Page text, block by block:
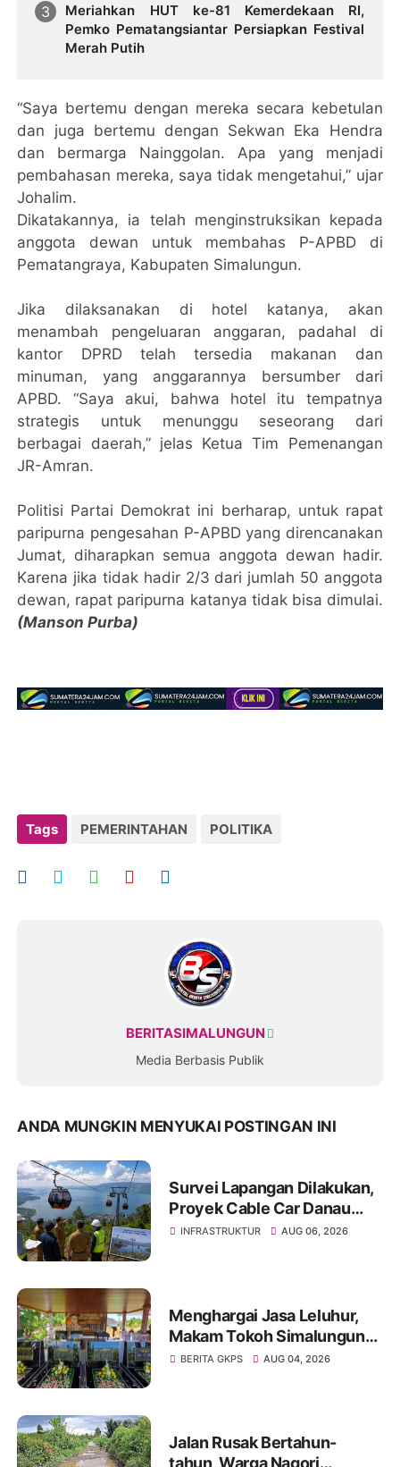
Meriahkan HUT ke-81 Kemerdekaan RI,
Pemko Pematangsiantar Persiapkan Festival
Merah Putih
“Saya bertemu dengan mereka secara kebetulan
dan juga bertemu dengan Sekwan Eka Hendra
dan bermarga Nainggolan. Apa yang menjadi
pembahasan mereka, saya tidak mengetahui,” ujar
Johalim.
Dikatakannya, ia telah menginstruksikan kepada
anggota dewan untuk membahas P-APBD di
Pematangraya, Kabupaten Simalungun.
Jika dilaksanakan di hotel katanya, akan
menambah pengeluaran anggaran, padahal di
kantor DPRD telah tersedia makanan dan
minuman, yang anggarannya bersumber dari
APBD. “Saya akui, bahwa hotel itu tempatnya
strategis untuk menunggu seseorang dari
berbagai daerah,” jelas Ketua Tim Pemenangan
JR-Amran.
Politisi Partai Demokrat ini berharap, untuk rapat
paripurna pengesahan P-APBD yang direncanakan
Jumat, diharapkan semua anggota dewan hadir.
Karena jika tidak hadir 2/3 dari jumlah 50 anggota
dewan, rapat paripurna katanya tidak bisa dimulai.
(Manson Purba)
Tags PEMERINTAHAN POLITIKA
BERITASIMALUNGUN
Media Berbasis Publik
ANDA MUNGKIN MENYUKAI POSTINGAN INI
Survei Lapangan Dilakukan,
Proyek Cable Car Danau
Toba Masih Terkendala
INFRASTRUKTUR AUG 06, 2026
Menghargai Jasa Leluhur,
Makam Tokoh Simalungun
dr. Djasamen Saragih Resmi
BERITA GKPS AUG 04, 2026
Jalan Rusak Bertahun-